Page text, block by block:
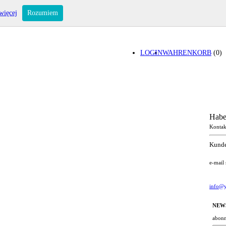
WAHRENKORB (0)
LOGIN
e-mail
Rozumiem